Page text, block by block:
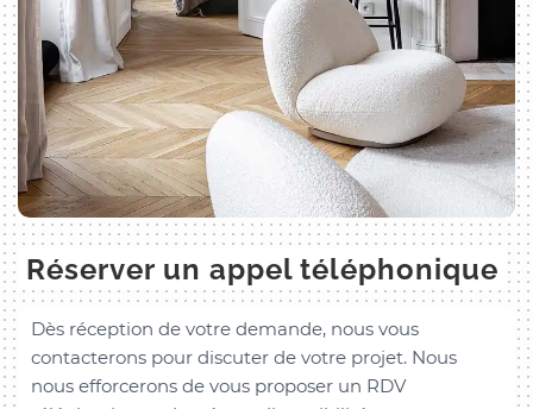
Réserver un appel téléphonique
Dès réception de votre demande, nous vous
contacterons pour discuter de votre projet. Nous
nous efforcerons de vous proposer un RDV